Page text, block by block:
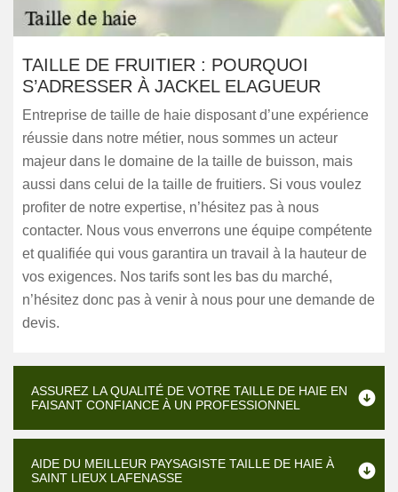
TAILLE DE FRUITIER : POURQUOI
S’ADRESSER À JACKEL ELAGUEUR
Entreprise de taille de haie disposant d’une expérience
réussie dans notre métier, nous sommes un acteur
majeur dans le domaine de la taille de buisson, mais
aussi dans celui de la taille de fruitiers. Si vous voulez
profiter de notre expertise, n’hésitez pas à nous
contacter. Nous vous enverrons une équipe compétente
et qualifiée qui vous garantira un travail à la hauteur de
vos exigences. Nos tarifs sont les bas du marché,
n’hésitez donc pas à venir à nous pour une demande de
devis.
ASSUREZ LA QUALITÉ DE VOTRE TAILLE DE HAIE EN
FAISANT CONFIANCE À UN PROFESSIONNEL
AIDE DU MEILLEUR PAYSAGISTE TAILLE DE HAIE À
SAINT LIEUX LAFENASSE